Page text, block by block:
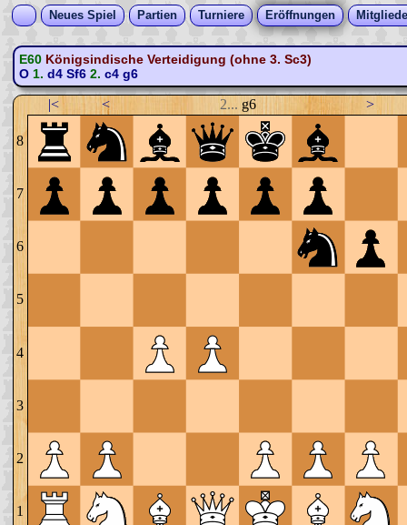
Neues Spiel Partien Turniere Eröffnungen
E60 Königsindische Verteidigung (ohne 3. Sc3)
O1. d4 Sf62. c4 g6
|< < 2... g6 >
8
7
6
5
4
3
2
1